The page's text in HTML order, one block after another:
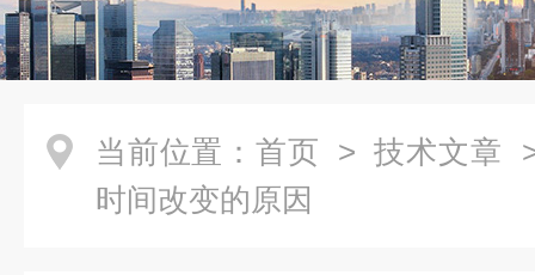
当前位置： 首页 > 技术文章
时间改变的原因